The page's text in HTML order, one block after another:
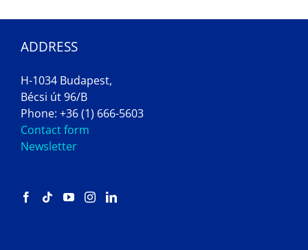
ADDRESS
H-1034 Budapest,
Bécsi út 96/B
Phone: +36 (1) 666-5603
Contact form
Newsletter